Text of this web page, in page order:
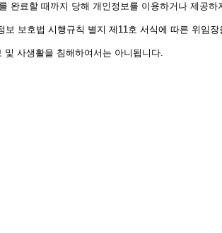
완료할 때까지 당해 개인정보를 이용하거나 제공하
보호법 시행규칙 별지 제11호 서식에 따른 위임장
사생활을 침해하여서는 아니됩니다.